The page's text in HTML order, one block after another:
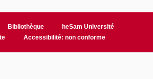
Bibliothèque
heSam Université
Accessibilité: non conforme